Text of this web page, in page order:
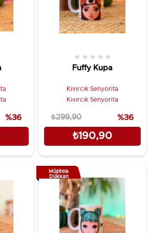
%36
Fuffy Kupa
★ ★ ★ ★ ★
Kıvırcık Senyorita
Kıvırcık Senyorita
₺190,90
₺299,90 %36
Müptela
Dükkan